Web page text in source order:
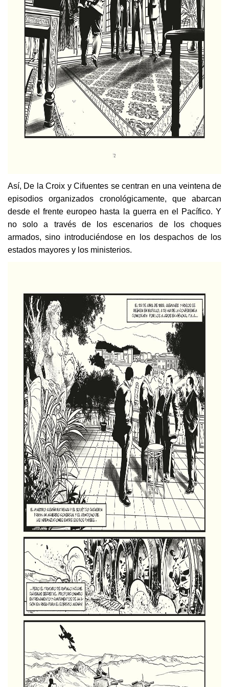
Así, De la Croix y Cifuentes se centran en una veintena de
episodios organizados cronológicamente, que abarcan
desde el frente europeo hasta la guerra en el Pacífico. Y
no solo a través de los escenarios de los choques
armados, sino introduciéndose en los despachos de los
estados mayores y los ministerios.